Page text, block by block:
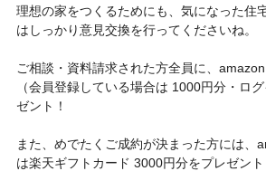
理想の家をつくるためにも、気になった住
はしっかり意見交換を行ってくださいね。
ご相談・資料請求された方全員に、
（会員登録している場合は 1000円分・ロ
ゼント！
また、めでたくご成約が決まった方には、
は楽天ギフトカード 3000円分をプレゼント